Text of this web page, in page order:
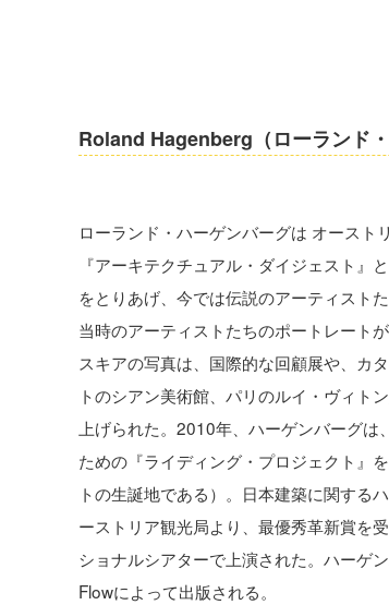
Roland Hagenberg（ローランド・
ローランド・ハーゲンバーグは オース
『アーキテクチュアル・ダイジェスト
をとりあげ、今では伝説のアーティスト
当時のアーティストたちのポートレート
スキアの写真は、国際的な回顧展や、カ
トのシアン美術館、パリのルイ・ヴィト
上げられた。2010年、ハーゲンバーグ
ための『ライディング・プロジェクト』
トの生誕地である）。日本建築に関する
ーストリア観光局より、最優秀革新賞を
ショナルシアターで上演された。ハーゲ
Flowによって出版される。